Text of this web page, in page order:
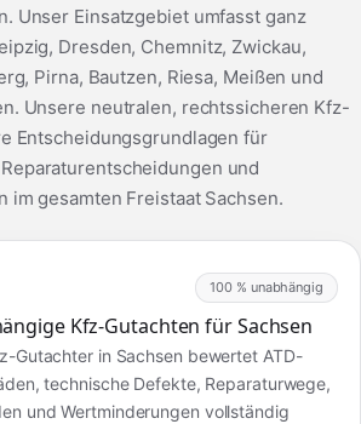
Unser Einsatzgebiet umfasst ganz
Dresden, Chemnitz, Zwickau,
Pirna, Bautzen, Riesa, Meißen und
Unsere neutralen, rechtssicheren Kfz-
Entscheidungsgrundlagen für
und
im gesamten Freistaat Sachsen.
100 % unabhängig
Kfz-Gutachten für Sachsen
Gutachter in Sachsen bewertet ATD-
technische Defekte, Reparaturwege,
und Wertminderungen vollständig